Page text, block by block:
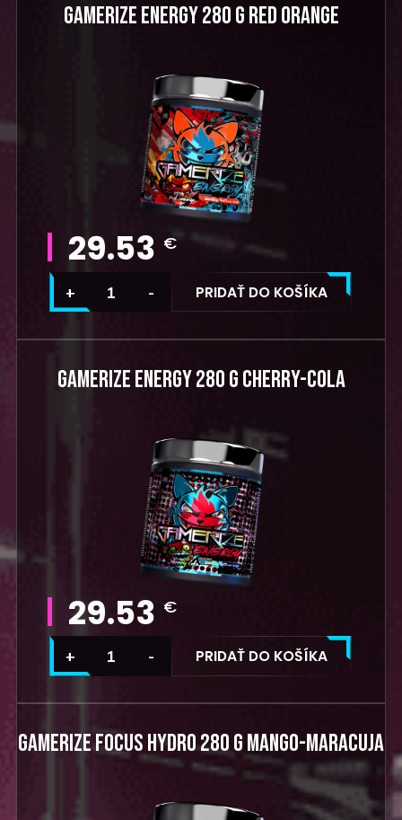
GAMERIZE ENERGY 280 G RED ORANGE
29.53 €
PRIDAŤ DO KOŠÍKA
GAMERIZE ENERGY 280 G CHERRY-COLA
29.53 €
PRIDAŤ DO KOŠÍKA
GAMERIZE FOCUS HYDRO 280 G MANGO-MARACUJA